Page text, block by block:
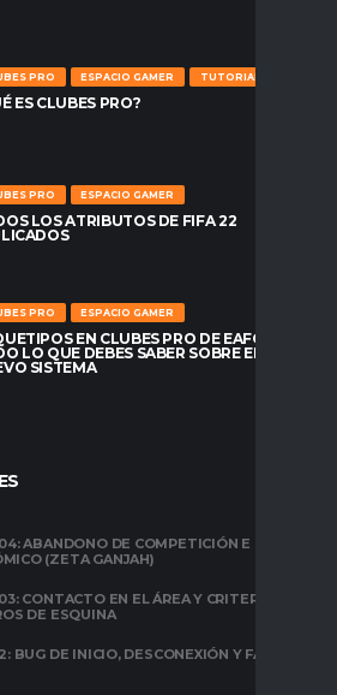
PRO ESPACIO GAMER TUTORIALES
ES CLUBES PRO?
PRO ESPACIO GAMER
LOS ATRIBUTOS DE FIFA 22
PRO ESPACIO GAMER
EN CLUBES PRO DE EAFC26:
LO QUE DEBES SABER SOBRE EL
SISTEMA
ABANDONO DE COMPETICIÓN E
(ZETA GANJAH)
CONTACTO EN EL ÁREA Y CRITERIO DE
DE ESQUINA
BUG DE INICIO, DESCONEXIÓN Y FALTA DE